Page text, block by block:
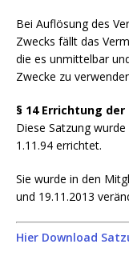
Bei Auflösung des
Zwecks fällt das
die es unmittelbar
Zwecke zu
§ 14 Errichtung der
Diese Satzung
1.11.94 errichtet.
Sie wurde in den
und 19.11.2013
Hier Download